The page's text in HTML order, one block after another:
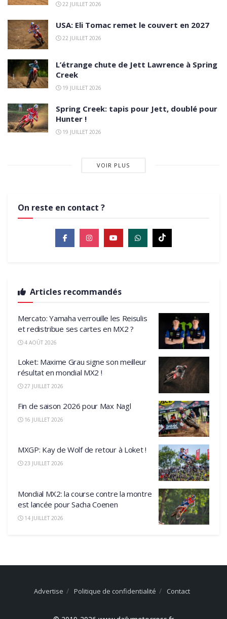
22 JUILLET 2026
USA: Eli Tomac remet le couvert en 2027
22 JUILLET 2026
L’étrange chute de Jett Lawrence à Spring
Creek
19 JUILLET 2026
Spring Creek: tapis pour Jett, doublé pour
Hunter !
19 JUILLET 2026
VOIR PLUS
On reste en contact ?
Articles recommandés
Mercato: Yamaha verrouille les Reisulis
et redistribue ses cartes en MX2 ?
4 AOÛT 2026
Loket: Maxime Grau signe son meilleur
résultat en mondial MX2 !
27 JUILLET 2026
Fin de saison 2026 pour Max Nagl
16 JUILLET 2026
MXGP: Kay de Wolf de retour à Loket !
23 JUILLET 2026
Mondial MX2: la course contre la montre
est lancée pour Sacha Coenen
14 JUILLET 2026
Advertise Politique de confidentialité Contact